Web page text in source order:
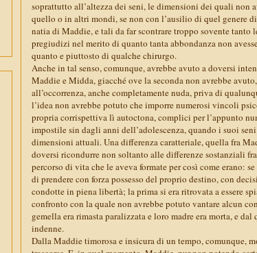
soprattutto all’altezza dei seni, le dimensioni dei quali non
quello o in altri mondi, se non con l’ausilio di quel genere
natia di Maddie, e tali da far scontrare troppo sovente
pregiudizi nel merito di quanto tanta abbondanza non
quanto e piuttosto di qualche chirurgo.
Anche in tal senso, comunque, avrebbe avuto a doversi
Maddie e Midda, giacché ove la seconda non avrebbe
all’occorrenza, anche completamente nuda, priva di
l’idea non avrebbe potuto che imporre numerosi vincoli
propria corrispettiva lì autoctona, complici per l’appunto
impostile sin dagli anni dell’adolescenza, quando i suoi
dimensioni attuali. Una differenza caratteriale, quella fra
doversi ricondurre non soltanto alle differenze sostanziali
percorso di vita che le aveva formate per così come erano:
di prendere con forza possesso del proprio destino, con
condotte in piena libertà; la prima si era ritrovata a essere
confronto con la quale non avrebbe potuto vantare alcun
gemella era rimasta paralizzata e loro madre era morta, e
indenne.
Dalla Maddie timorosa e insicura di un tempo, comunque,